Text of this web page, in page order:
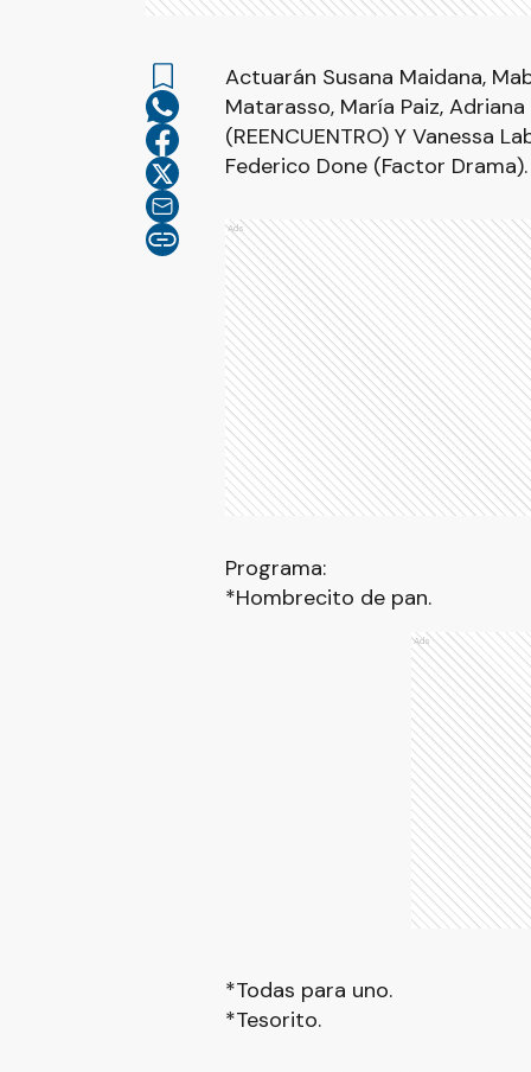
Actuarán Susana Maidana,
Matarasso, María Paiz,
(REENCUENTRO) Y Vanessa
Federico Done (Factor Drama).
Ads
Programa:
*Hombrecito de pan.
Ads
*Todas para uno.
*Tesorito.